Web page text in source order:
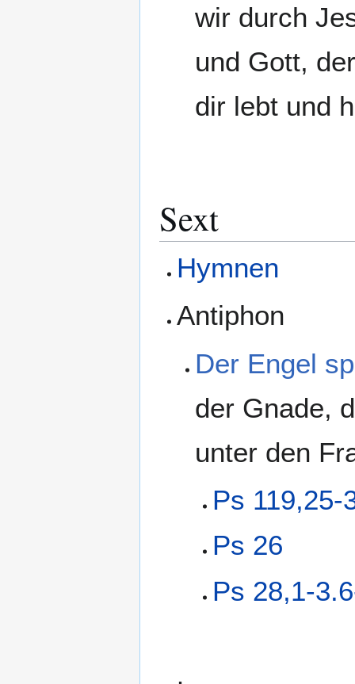
wir durch
und Gott,
dir lebt und
Sext
Hymnen
Antiphon
Der Engel
der Gnade,
unter den
Ps 119,25-
Ps 26
Ps 28,1-